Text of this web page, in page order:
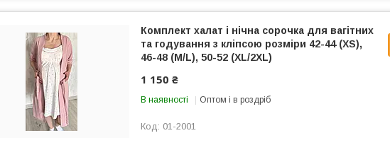
Комплект халат і нічна сорочка для вагітних
та годування з кліпсою розміри 42-44 (XS),
46-48 (M/L), 50-52 (XL/2XL)
1 150 ₴
В наявності Оптом і в роздріб
01-2001